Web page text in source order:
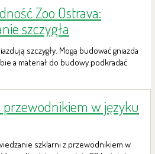
Zoo Ostrava:
szczygła
szczygły. Mogą budować gniazda
a materiał do budowy podkradać
przewodnikiem w języku
szklarni z przewodnikiem w